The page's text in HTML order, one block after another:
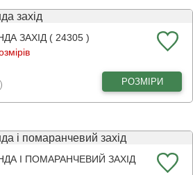
ЗАХІД ( 24305 )
РОЗМІРИ
І ПОМАРАНЧЕВИЙ ЗАХІД